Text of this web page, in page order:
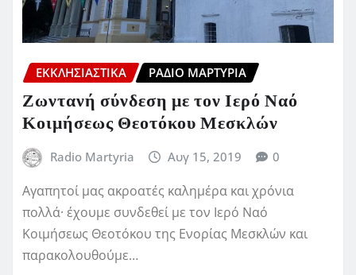
ΕΚΚΛΗΣΙΑΣΤΙΚΆ ΡΆΔΙΟ ΜΑΡΤΥΡΊΑ
Ζωντανή σύνδεση με τον Ιερό Ναό
Κοιμήσεως Θεοτόκου Μεσκλών
Radio Martyria Αυγ 15, 2019 0
Αγαπητοί μας ακροατές καλημέρα και χρόνια
πολλά· έχουμε συνδεθεί με τον Ιερό Ναό
Κοιμήσεως Θεοτόκου της Ενορίας Μεσκλών και
παρακολουθούμε…